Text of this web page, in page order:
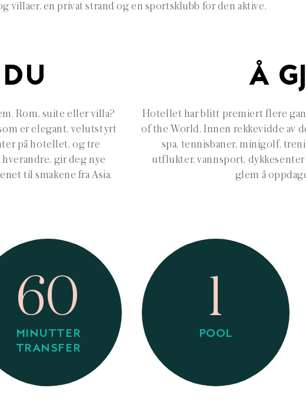
villaer, en privat strand og en sportsklubb for den aktive.
Rom, suite eller villa?
er elegant, velutstyrt
på hotellet, og tre
gir deg nye
til smakene fra Asia.
Å
Hotellet har blitt premiert flere
of the World. Innen rekkevidde av
spa, tennisbaner, minigolf,
utflukter, vannsport,
glem å
60
MINUTTER
TRANSFER
1
POOL